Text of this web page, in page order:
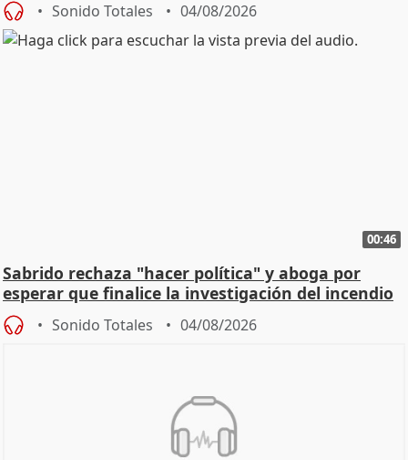
Sonido Totales 04/08/2026
00:46
Sabrido rechaza "hacer política" y aboga por
esperar que finalice la investigación del incendio
Sonido Totales 04/08/2026